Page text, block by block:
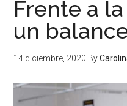
Frente a
un
14 diciembre, 2020 By